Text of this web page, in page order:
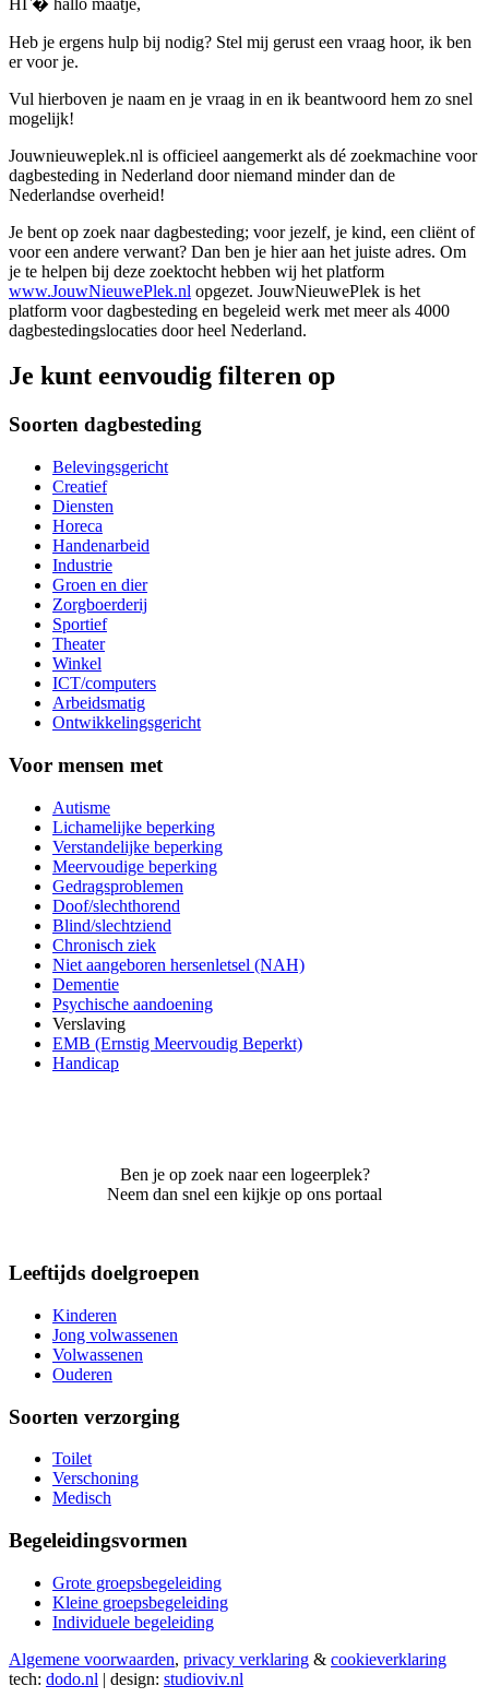
Heb je ergens hulp bij nodig? Stel mij gerust een vraag hoor, ik ben
er voor je.
Vul hierboven je naam en je vraag in en ik beantwoord hem zo snel
mogelijk!
Jouwnieuweplek.nl is officieel aangemerkt als dé zoekmachine voor
dagbesteding in Nederland door niemand minder dan de
Nederlandse overheid!
Je bent op zoek naar dagbesteding; voor jezelf, je kind, een cliënt of
voor een andere verwant? Dan ben je hier aan het juiste adres. Om
je te helpen bij deze zoektocht hebben wij het platform
www.JouwNieuwePlek.nl opgezet. JouwNieuwePlek is het
platform voor dagbesteding en begeleid werk met meer als 4000
dagbestedingslocaties door heel Nederland.
Je kunt eenvoudig filteren op
Soorten dagbesteding
Belevingsgericht
Creatief
Diensten
Horeca
Handenarbeid
Industrie
Groen en dier
Zorgboerderij
Sportief
Theater
Winkel
ICT/computers
Arbeidsmatig
Ontwikkelingsgericht
Voor mensen met
Autisme
Lichamelijke beperking
Verstandelijke beperking
Meervoudige beperking
Gedragsproblemen
Doof/slechthorend
Blind/slechtziend
Chronisch ziek
Niet aangeboren hersenletsel (NAH)
Dementie
Psychische aandoening
Verslaving
EMB (Ernstig Meervoudig Beperkt)
Handicap
Ben je op zoek naar een logeerplek?
Neem dan snel een kijkje op ons portaal
Leeftijds doelgroepen
Kinderen
Jong volwassenen
Volwassenen
Ouderen
Soorten verzorging
Toilet
Verschoning
Medisch
Begeleidingsvormen
Grote groepsbegeleiding
Kleine groepsbegeleiding
Individuele begeleiding
Algemene voorwaarden, privacy verklaring & cookieverklaring
tech: dodo.nl | design: studioviv.nl